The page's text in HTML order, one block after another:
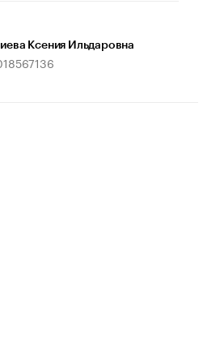
Ксения Ильдаровна